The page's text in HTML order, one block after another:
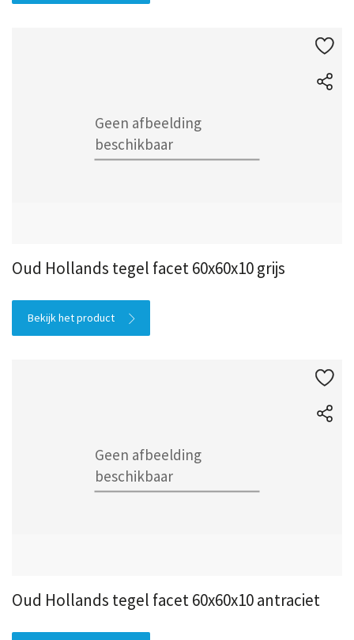
Oud Hollands tegel facet 60x60x10 grijs
Bekijk het product
Oud Hollands tegel facet 60x60x10 antraciet